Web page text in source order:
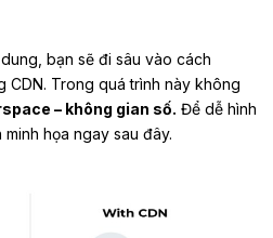
bạn sẽ đi sâu vào cách
CDN. Trong quá trình này không
– không gian số. Để dễ hình
họa ngay sau đây.